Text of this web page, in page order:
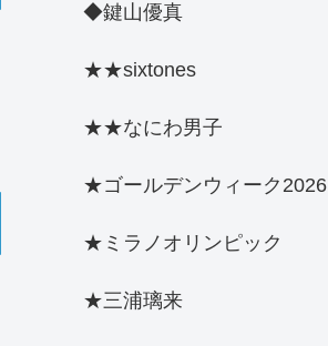
◆鍵山優真
★★sixtones
★★なにわ男子
★ゴールデンウィーク2026
★ミラノオリンピック
★三浦璃来